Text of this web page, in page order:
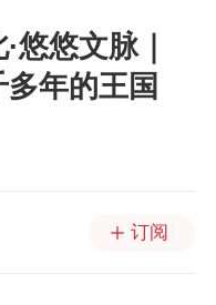
悠悠文脉｜
年的王国
订阅